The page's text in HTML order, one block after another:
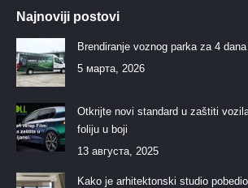
Najnoviji postovi
Brendiranje voznog parka za 4
5 марта, 2026
Otkrijte novi standard u zaštiti
foliju u boji
13 августа, 2025
Kako je arhitektonski studio